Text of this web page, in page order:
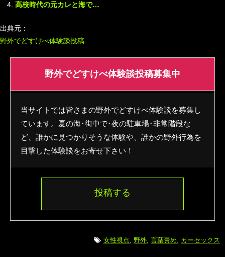
高校時代の元カレと海で…
出典元：
野外でどすけべ体験談投稿
野外でどすけべ体験談投稿募集中
当サイトでは皆さまの野外でどすけべ体験談を募集し
ています。夏の海･街中で･夜の駐車場･非常階段な
ど、誰かに見つかりそうな体験や、誰かの野外行為を
目撃した体験談をお寄せ下さい！
投稿する
女性視点, 野外, 言葉責め, カーセックス